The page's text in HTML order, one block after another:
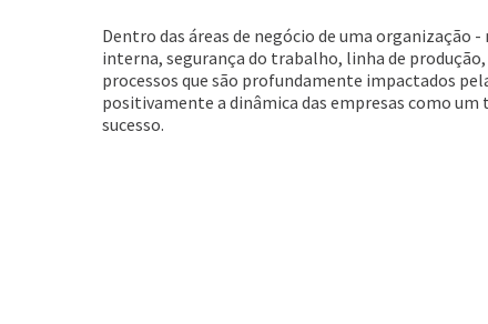
Dentro das áreas de negócio de uma organização
interna, segurança do trabalho, linha de
processos que são profundamente impactados
positivamente a dinâmica das empresas como
sucesso.